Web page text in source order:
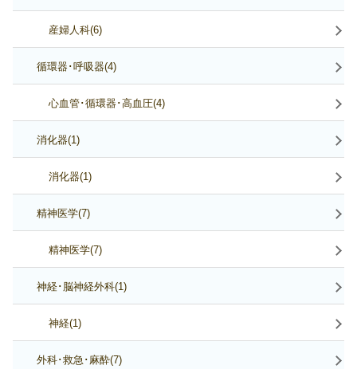
産婦人科(6)
循環器･呼吸器(4)
心血管･循環器･高血圧(4)
消化器(1)
消化器(1)
精神医学(7)
精神医学(7)
神経･脳神経外科(1)
神経(1)
外科･救急･麻酔(7)